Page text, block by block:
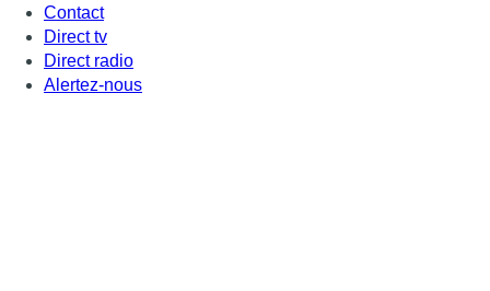
Contact
Direct tv
Direct radio
Alertez-nous